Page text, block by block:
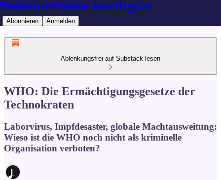
Freischwebende Intelligenz
Abonnieren Anmelden
Ablenkungsfrei auf Substack lesen
WHO: Die Ermächtigungsgesetze der
Technokraten
Laborvirus, Impfdesaster, globale Machtausweitung:
Wieso ist die WHO noch nicht als kriminelle
Organisation verboten?